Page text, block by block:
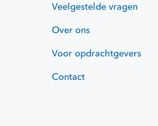
Veelgestelde vragen
Over ons
Voor opdrachtgevers
Contact